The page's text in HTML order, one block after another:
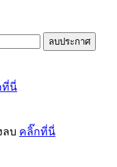
ที่นี่
ลบ คลิ๊กที่นี่